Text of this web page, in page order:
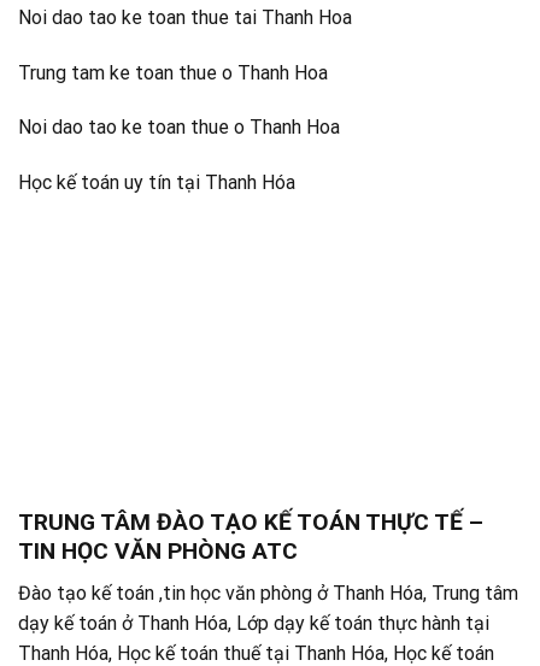
Noi dao tao ke toan thue tai Thanh Hoa
Trung tam ke toan thue o Thanh Hoa
Noi dao tao ke toan thue o Thanh Hoa
Học kế toán uy tín tại Thanh Hóa
TRUNG TÂM ĐÀO TẠO KẾ TOÁN THỰC TẾ –
TIN HỌC VĂN PHÒNG ATC
Đào tạo kế toán ,tin học văn phòng ở Thanh Hóa, Trung tâm
dạy kế toán ở Thanh Hóa, Lớp dạy kế toán thực hành tại
Thanh Hóa, Học kế toán thuế tại Thanh Hóa, Học kế toán